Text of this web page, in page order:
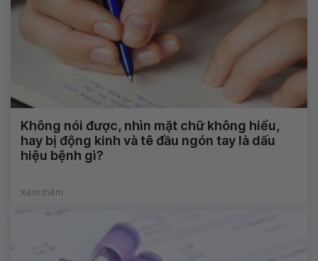
Không nói được, nhìn mặt chữ không hiểu,
hay bị động kinh và tê đầu ngón tay là dấu
hiệu bệnh gì?
Xem thêm